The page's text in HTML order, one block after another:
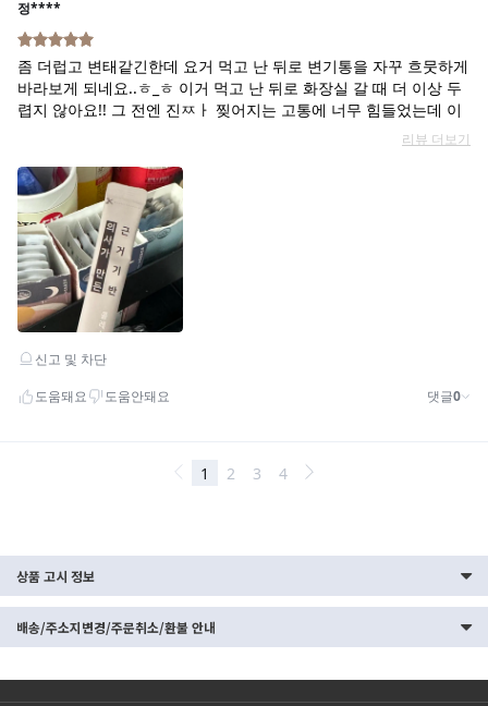
상품 고시 정보
배송/주소지변경/주문취소/환불 안내